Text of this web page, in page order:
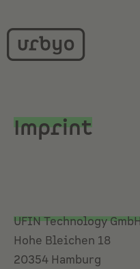
Imprint
UFIN Technology
Hohe Bleichen 18
20354 Hamburg